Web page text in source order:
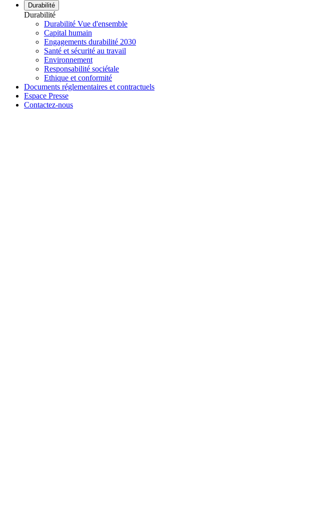
Durabilité
Durabilité
Durabilité Vue d'ensemble
Capital humain
Engagements durabilité 2030
Santé et sécurité au travail
Environnement
Responsabilité sociétale
Ethique et conformité
Documents réglementaires et contractuels
Espace Presse
Contactez-nous